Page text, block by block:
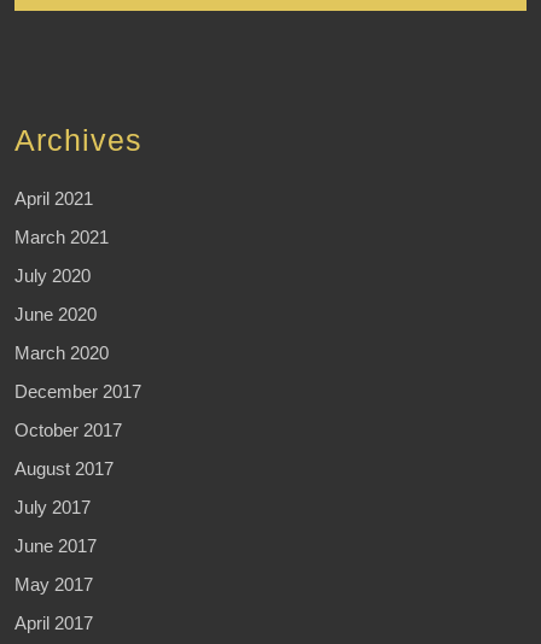
Archives
April 2021
March 2021
July 2020
June 2020
March 2020
December 2017
October 2017
August 2017
July 2017
June 2017
May 2017
April 2017